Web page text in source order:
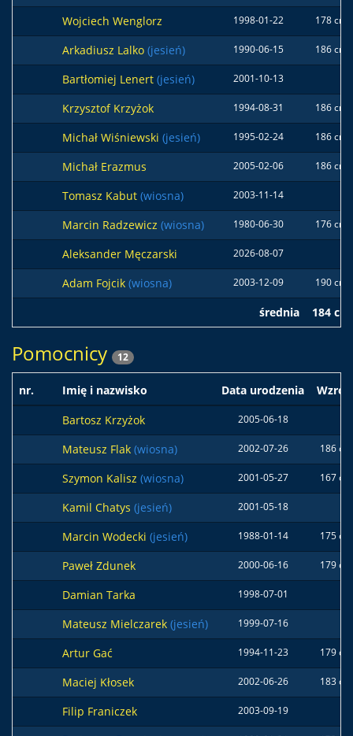
Wojciech Wenglorz 1998-01-22 178 cm
Arkadiusz Lalko (jesień) 1990-06-15 186 cm
Bartłomiej Lenert (jesień) 2001-10-13
Krzysztof Krzyżok 1994-08-31 186 cm
Michał Wiśniewski (jesień) 1995-02-24 186 cm
Michał Erazmus 2005-02-06 186 cm
Tomasz Kabut (wiosna) 2003-11-14
Marcin Radzewicz (wiosna) 1980-06-30 176 cm
Aleksander Męczarski 2026-08-07
Adam Fojcik (wiosna) 2003-12-09 190 cm
średnia 184 cm
Pomocnicy 12
nr. Imię i nazwisko Data urodzenia
Bartosz Krzyżok
2005-06-18
Mateusz Flak (wiosna) 2002-07-26 186 cm
Szymon Kalisz (wiosna) 2001-05-27 167 cm
Kamil Chatys (jesień) 2001-05-18
Marcin Wodecki (jesień) 1988-01-14 175 cm
Paweł Zdunek 2000-06-16 179 cm
Damian Tarka 1998-07-01
Mateusz Mielczarek (jesień) 1999-07-16
Artur Gać 1994-11-23 179 cm
Maciej Kłosek 2002-06-26 183 cm
Filip Franiczek 2003-09-19